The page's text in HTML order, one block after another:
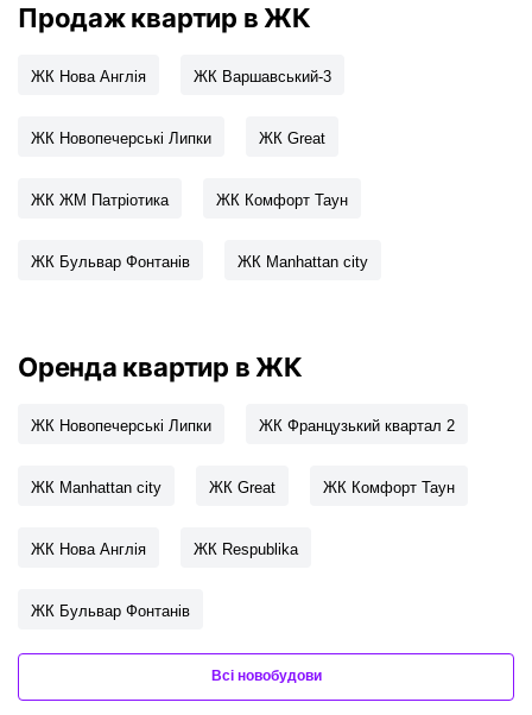
Продаж квартир в ЖК
ЖК Нова Англія ЖК Варшавський-3
ЖК Новопечерські Липки ЖК Great
ЖК ЖМ Патріотика ЖК Комфорт Таун
ЖК Бульвар Фонтанів ЖК Manhattan city
Оренда квартир в ЖК
ЖК Новопечерські Липки ЖК Французький квартал 2
ЖК Manhattan city ЖК Great ЖК Комфорт Таун
ЖК Нова Англія ЖК Respublika
ЖК Бульвар Фонтанів
Всі новобудови